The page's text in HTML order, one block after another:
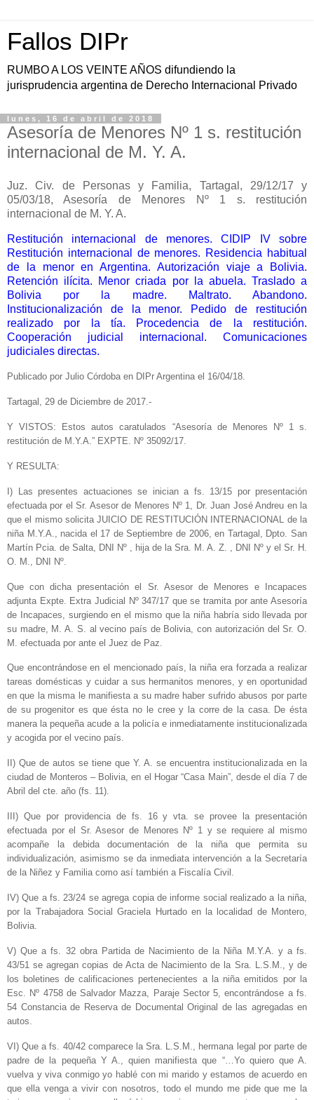
Fallos DIPr
RUMBO A LOS VEINTE AÑOS difundiendo la
jurisprudencia argentina de Derecho Internacional Privado
lunes, 16 de abril de 2018
Asesoría de Menores Nº 1 s. restitución
internacional de M. Y. A.
Juz. Civ. de Personas y Familia, Tartagal, 29/12/17 y
05/03/18, Asesoría de Menores Nº 1 s. restitución
internacional de M. Y. A.
Restitución internacional de menores. CIDIP IV sobre
Restitución internacional de menores. Residencia habitual
de la menor en Argentina. Autorización viaje a Bolivia.
Retención ilícita. Menor criada por la abuela. Traslado a
Bolivia por la madre. Maltrato. Abandono.
Institucionalización de la menor. Pedido de restitución
realizado por la tía. Procedencia de la restitución.
Cooperación judicial internacional. Comunicaciones
judiciales directas.
Publicado por Julio Córdoba en DIPr Argentina el 16/04/18.
Tartagal, 29 de Diciembre de 2017.-
Y VISTOS: Estos autos caratulados “Asesoría de Menores Nº 1 s.
restitución de M.Y.A.” EXPTE. Nº 35092/17.
Y RESULTA:
I) Las presentes actuaciones se inician a fs. 13/15 por presentación
efectuada por el Sr. Asesor de Menores Nº 1, Dr. Juan José Andreu en la
que el mismo solicita JUICIO DE RESTITUCIÓN INTERNACIONAL de la
niña M.Y.A., nacida el 17 de Septiembre de 2006, en Tartagal, Dpto. San
Martín Pcia. de Salta, DNI Nº , hija de la Sra. M. A. Z. , DNI Nº y el Sr. H.
O. M., DNI Nº.
Que con dicha presentación el Sr. Asesor de Menores e Incapaces
adjunta Expte. Extra Judicial Nº 347/17 que se tramita por ante Asesoría
de Incapaces, surgiendo en el mismo que la niña habría sido llevada por
su madre, M. A. S. al vecino país de Bolivia, con autorización del Sr. O.
M. efectuada por ante el Juez de Paz.
Que encontrándose en el mencionado país, la niña era forzada a realizar
tareas domésticas y cuidar a sus hermanitos menores, y en oportunidad
en que la misma le manifiesta a su madre haber sufrido abusos por parte
de su progenitor es que ésta no le cree y la corre de la casa. De ésta
manera la pequeña acude a la policía e inmediatamente institucionalizada
y acogida por el vecino país.
II) Que de autos se tiene que Y. A. se encuentra institucionalizada en la
ciudad de Monteros – Bolivia, en el Hogar “Casa Main”, desde el día 7 de
Abril del cte. año (fs. 11).
III) Que por providencia de fs. 16 y vta. se provee la presentación
efectuada por el Sr. Asesor de Menores Nº 1 y se requiere al mismo
acompañe la debida documentación de la niña que permita su
individualización, asimismo se da inmediata intervención a la Secretaría
de la Niñez y Familia como así también a Fiscalía Civil.
IV) Que a fs. 23/24 se agrega copia de informe social realizado a la niña,
por la Trabajadora Social Graciela Hurtado en la localidad de Montero,
Bolivia.
V) Que a fs. 32 obra Partida de Nacimiento de la Niña M.Y.A. y a fs.
43/51 se agregan copias de Acta de Nacimiento de la Sra. L.S.M., y de
los boletines de calificaciones pertenecientes a la niña emitidos por la
Esc. Nº 4758 de Salvador Mazza, Paraje Sector 5, encontrándose a fs.
54 Constancia de Reserva de Documental Original de las agregadas en
autos.
VI) Que a fs. 40/42 comparece la Sra. L.S.M., hermana legal por parte de
padre de la pequeña Y A., quien manifiesta que “…Yo quiero que A.
vuelva y viva conmigo yo hablé con mi marido y estamos de acuerdo en
que ella venga a vivir con nosotros, todo el mundo me pide que me la